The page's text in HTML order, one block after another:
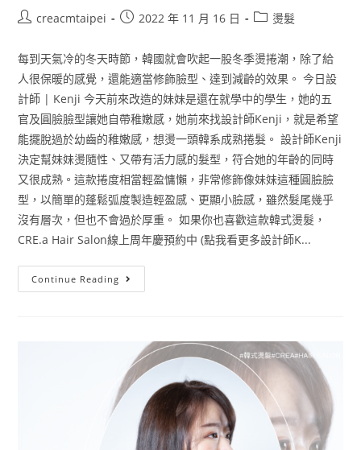
creacmtaipei 2022 年 11 月 16 日 燙髮
每到天氣冷的冬天時節，韓國就會吹起一股冬季燙捲潮，除了給
人很保暖的感覺，還能適當修飾臉型、達到減齡的效果。 今日設
計師 | Kenji 今天前來改造的妹妹是還在就學中的學生，她的五
官及圓臉臉型讓她自帶稚嫩感，她前來找設計師Kenji，就是希望
能擺脫過於幼齒的稚嫩感，想燙一頭韓系成熟捲髮。 設計師Kenji
決定幫妹妹燙隨性、又帶有活力感的髮型，符合她的年齡的同時
又很成熟。這款捲度相當輕盈慵懶，非常修飾像妹妹這種圓臉臉
型，以簡單的蓬鬆弧度製造輕盈感、更顯小臉感，雖然髮尾幾乎
沒有層次，但也不會過於厚重。 如果你也喜歡這款韓式燙髮，
CRE.a Hair Salon線上周年慶預約中 (點我看更多設計師K...
Continue Reading